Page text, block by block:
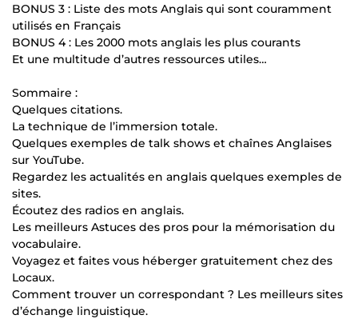
BONUS 3 : Liste des mots Anglais qui sont couramment
utilisés en Français
BONUS 4 : Les 2000 mots anglais les plus courants
Et une multitude d’autres ressources utiles…
Sommaire :
Quelques citations.
La technique de l’immersion totale.
Quelques exemples de talk shows et chaînes Anglaises
sur YouTube.
Regardez les actualités en anglais quelques exemples de
sites.
Écoutez des radios en anglais.
Les meilleurs Astuces des pros pour la mémorisation du
vocabulaire.
Voyagez et faites vous héberger gratuitement chez des
Locaux.
Comment trouver un correspondant ? Les meilleurs sites
d’échange linguistique.